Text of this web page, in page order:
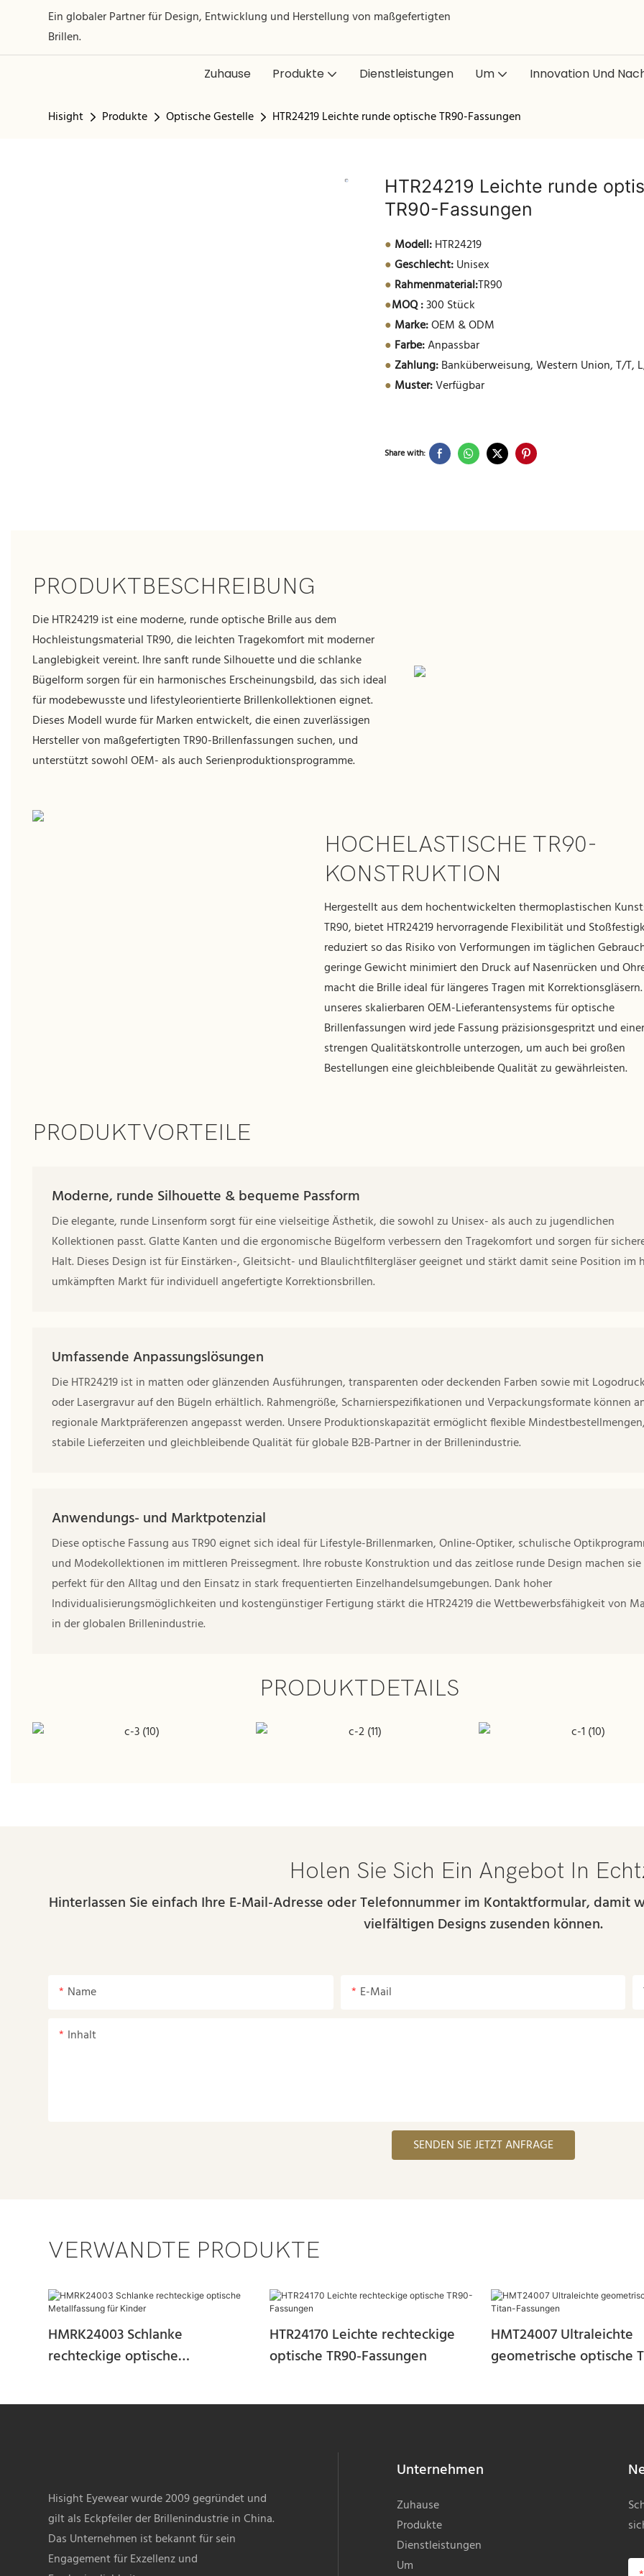
Ein globaler Partner für Design, Entwicklung und Herstellung von maßgefertigten
Brillen.
Zuhause Produkte Dienstleistungen Um Innovation Und
Hisight Produkte Optische Gestelle HTR24219 Leichte runde optische TR90-Fassungen
HTR24219 Leichte runde
TR90-Fassungen
● Modell:HTR24219
● Geschlecht:Unisex
● Rahmenmaterial:TR90
●MOQ :300 Stück
● Marke:OEM & ODM
● Farbe:Anpassbar
●Zahlung:Banküberweisung, Western Union, T/T,
● Muster:Verfügbar
Share with:
PRODUKTBESCHREIBUNG
Die HTR24219 ist eine moderne, runde optische Brille aus dem
Hochleistungsmaterial TR90, die leichten Tragekomfort mit moderner
Langlebigkeit vereint. Ihre sanft runde Silhouette und die schlanke
Bügelform sorgen für ein harmonisches Erscheinungsbild, das sich ideal
für modebewusste und lifestyleorientierte Brillenkollektionen eignet.
Dieses Modell wurde für Marken entwickelt, die einen zuverlässigen
Hersteller von maßgefertigten TR90-Brillenfassungen suchen, und
unterstützt sowohl OEM- als auch Serienproduktionsprogramme.
HOCHELASTISCHE TR90-
KONSTRUKTION
Hergestellt aus dem hochentwickelten thermoplastischen
TR90, bietet HTR24219 hervorragende Flexibilität und
reduziert so das Risiko von Verformungen im täglichen
geringe Gewicht minimiert den Druck auf Nasenrücken und
macht die Brille ideal für längeres Tragen mit
unseres skalierbaren OEM-Lieferantensystems für optische
Brillenfassungen wird jede Fassung präzisionsgespritzt und einer
strengen Qualitätskontrolle unterzogen, um auch bei großen
Bestellungen eine gleichbleibende Qualität zu gewährleisten.
PRODUKTVORTEILE
Moderne, runde Silhouette & bequeme Passform
Die elegante, runde Linsenform sorgt für eine vielseitige Ästhetik, die sowohl zu Unisex- als auch zu jugendlichen
Kollektionen passt. Glatte Kanten und die ergonomische Bügelform verbessern den Tragekomfort und sorgen für
Halt. Dieses Design ist für Einstärken-, Gleitsicht- und Blaulichtfiltergläser geeignet und stärkt damit seine Position im
umkämpften Markt für individuell angefertigte Korrektionsbrillen.
Umfassende Anpassungslösungen
Die HTR24219 ist in matten oder glänzenden Ausführungen, transparenten oder deckenden Farben sowie mit Logodruck
oder Lasergravur auf den Bügeln erhältlich. Rahmengröße, Scharnierspezifikationen und Verpackungsformate können
regionale Marktpräferenzen angepasst werden. Unsere Produktionskapazität ermöglicht flexible Mindestbestellmengen,
stabile Lieferzeiten und gleichbleibende Qualität für globale B2B-Partner in der Brillenindustrie.
Anwendungs- und Marktpotenzial
Diese optische Fassung aus TR90 eignet sich ideal für Lifestyle-Brillenmarken, Online-Optiker, schulische
und Modekollektionen im mittleren Preissegment. Ihre robuste Konstruktion und das zeitlose runde Design machen sie
perfekt für den Alltag und den Einsatz in stark frequentierten Einzelhandelsumgebungen. Dank hoher
Individualisierungsmöglichkeiten und kostengünstiger Fertigung stärkt die HTR24219 die Wettbewerbsfähigkeit von
in der globalen Brillenindustrie.
PRODUKTDETAILS
Holen Sie Sich Ein Angebot In
Hinterlassen Sie einfach Ihre E-Mail-Adresse oder Telefonnummer im Kontaktformular, damit
vielfältigen Designs zusenden können.
Name E-Mail
Inhalt
SENDEN SIE JETZT ANFRAGE
VERWANDTE PRODUKTE
HMRK24003 Schlanke
rechteckige optische
HTR24170 Leichte rechteckige
optische TR90-Fassungen
HMT24007 Ultraleichte
geometrische optische
Hisight Eyewear wurde 2009 gegründet und
gilt als Eckpfeiler der Brillenindustrie in China.
Das Unternehmen ist bekannt für sein
Engagement für Exzellenz und
Unternehmen
Zuhause
Produkte
Dienstleistungen
Um